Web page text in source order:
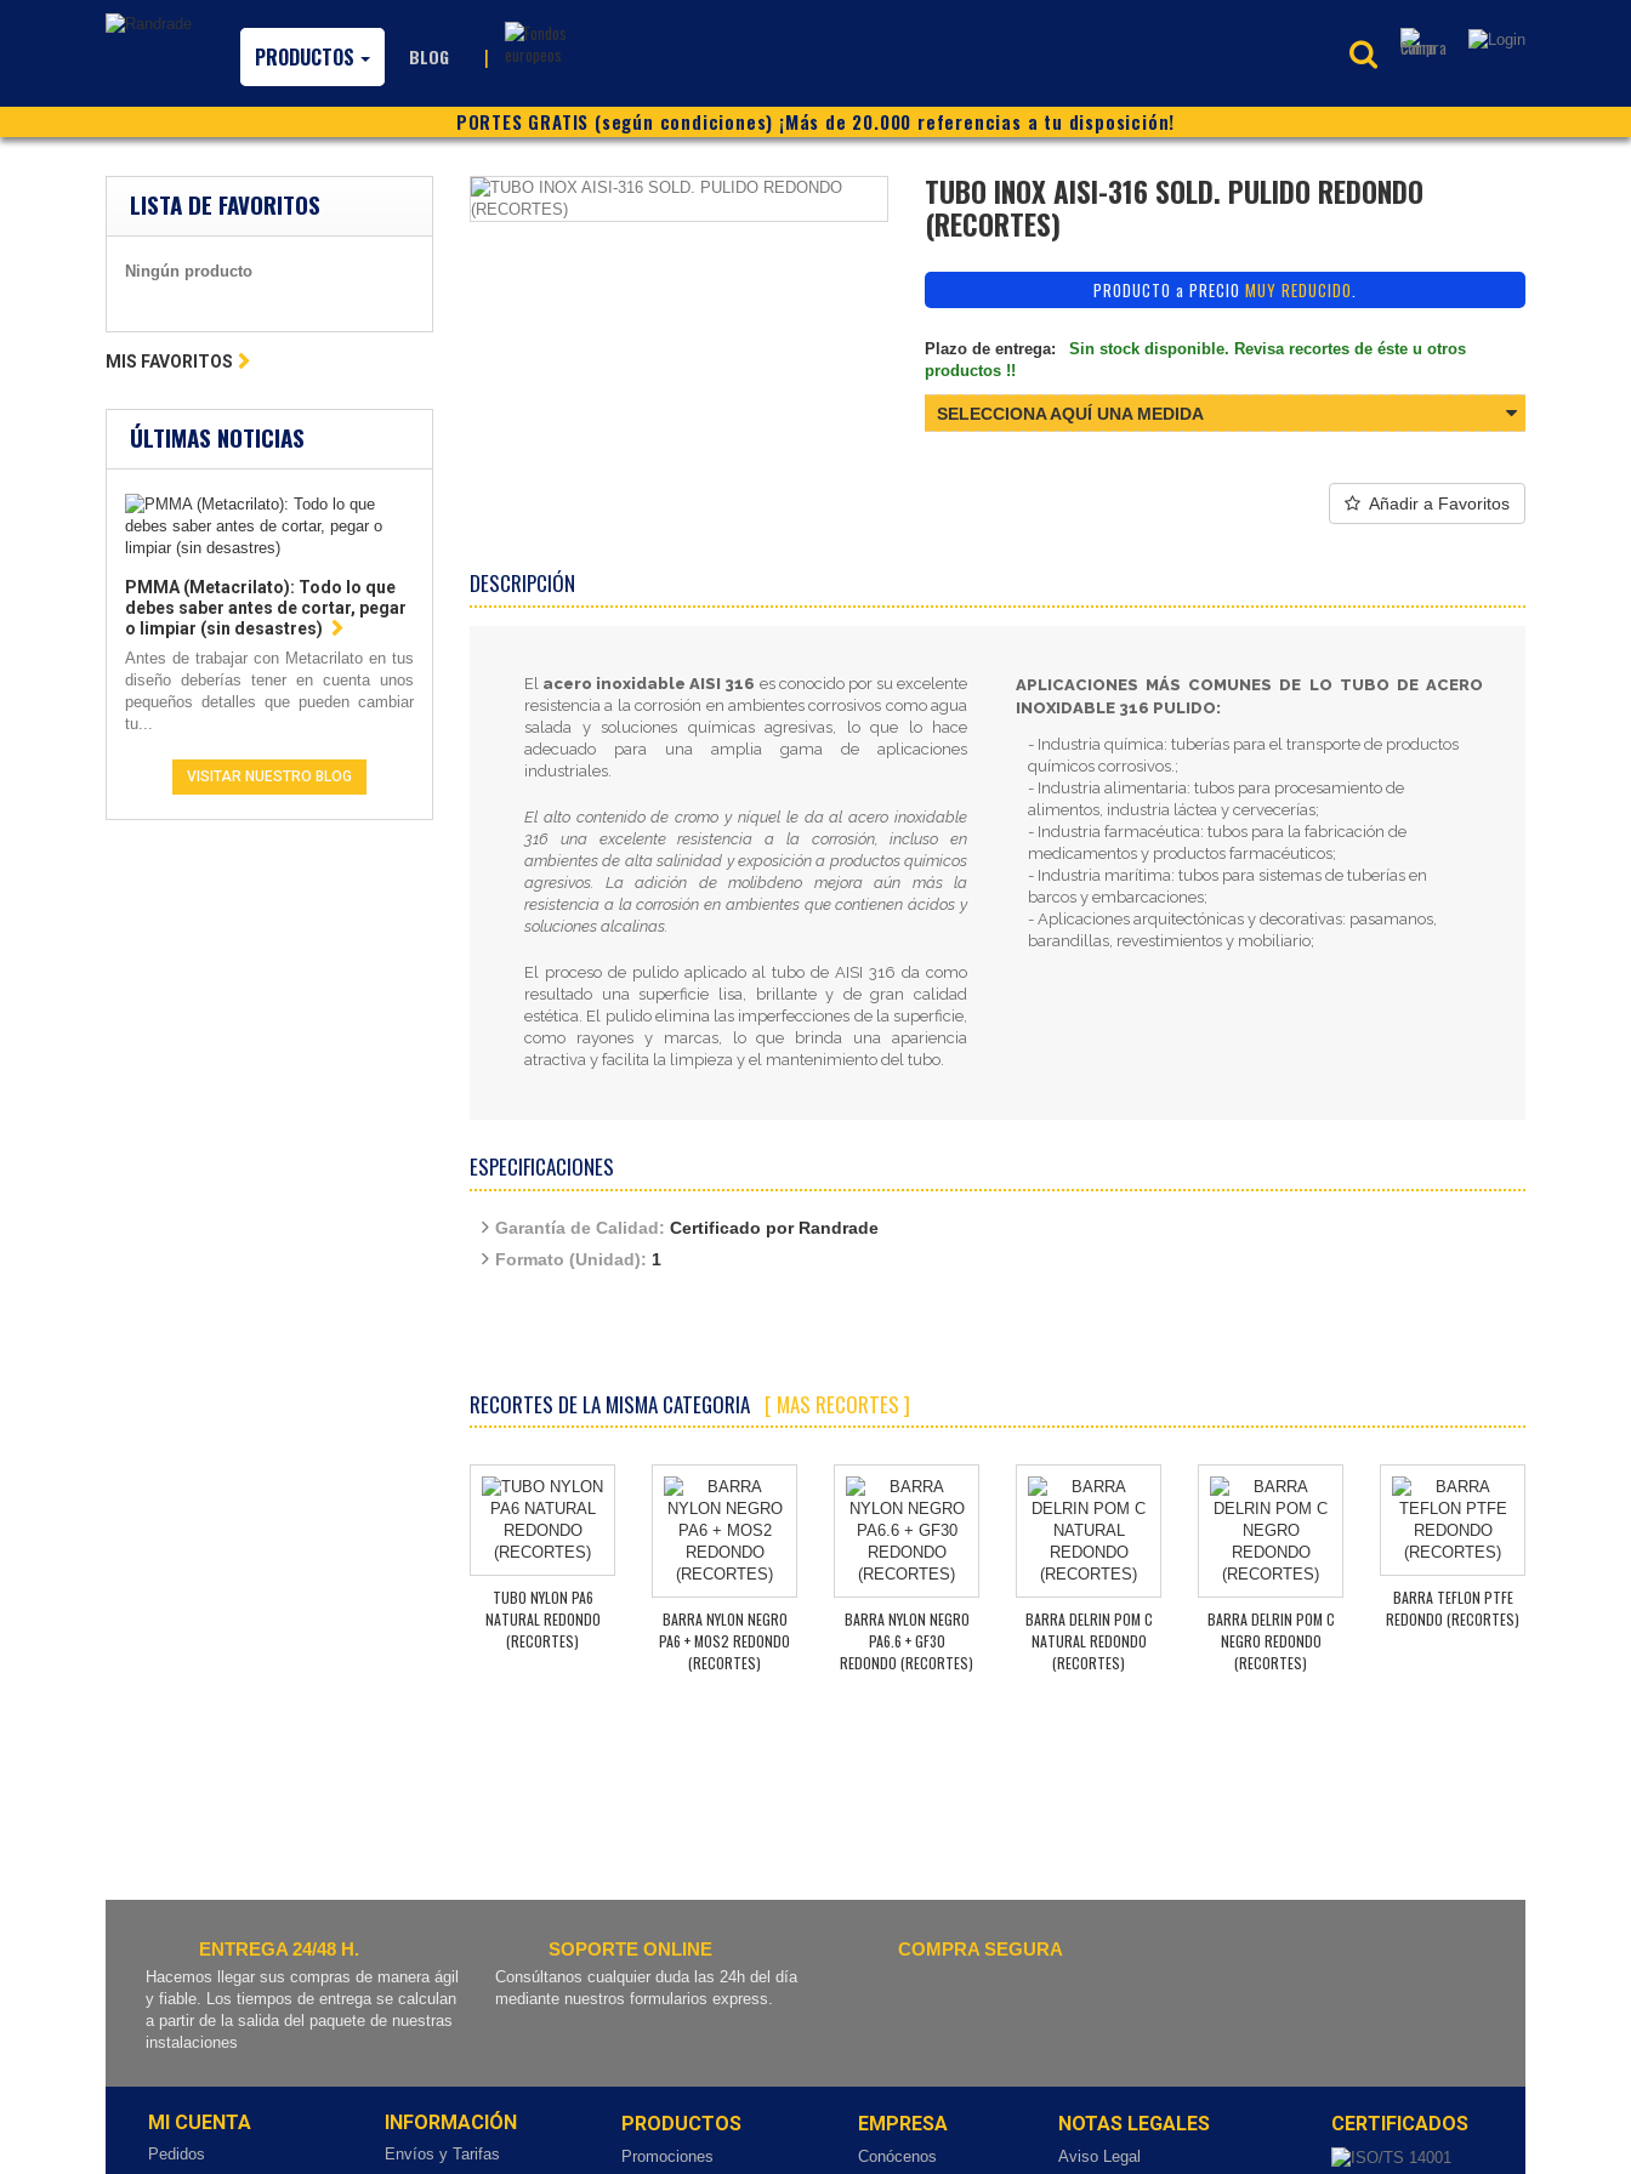
PRODUCTOS BLOG |
PORTES GRATIS (según condiciones) ¡Más de 20.000 referencias a tu disposición!
LISTA DE FAVORITOS
Ningún producto
MIS FAVORITOS
ÚLTIMAS NOTICIAS
PMMA (Metacrilato): Todo lo que
debes saber antes de cortar, pegar
o limpiar (sin desastres)
Antes de trabajar con Metacrilato en tus
diseño deberías tener en cuenta unos
pequeños detalles que pueden cambiar
tu...
VISITAR NUESTRO BLOG
TUBO INOX AISI-316 SOLD. PULIDO REDONDO
(RECORTES)
PRODUCTO a PRECIO MUY REDUCIDO.
Plazo de entrega:
Sin stock disponible. Revisa recortes de éste u otros
productos !!
SELECCIONA AQUÍ UNA MEDIDA
Añadir a Favoritos
DESCRIPCIÓN
El acero inoxidable AISI 316 es conocido por su excelente
resistencia a la corrosión en ambientes corrosivos como agua
salada y soluciones químicas agresivas, lo que lo hace
adecuado para una amplia gama de aplicaciones
industriales.
El alto contenido de cromo y níquel le da al acero inoxidable
316 una excelente resistencia a la corrosión, incluso en
ambientes de alta salinidad y exposición a productos químicos
agresivos. La adición de molibdeno mejora aún más la
resistencia a la corrosión en ambientes que contienen ácidos y
soluciones alcalinas.
El proceso de pulido aplicado al tubo de AISI 316 da como
resultado una superficie lisa, brillante y de gran calidad
estética. El pulido elimina las imperfecciones de la superficie,
como rayones y marcas, lo que brinda una apariencia
atractiva y facilita la limpieza y el mantenimiento del tubo.
APLICACIONES MÁS COMUNES DE LO TUBO DE ACERO
INOXIDABLE 316 PULIDO:
- Industria química: tuberías para el transporte de productos
químicos corrosivos.;
- Industria alimentaria: tubos para procesamiento de
alimentos, industria láctea y cervecerías;
- Industria farmacéutica: tubos para la fabricación de
medicamentos y productos farmacéuticos;
- Industria marítima: tubos para sistemas de tuberías en
barcos y embarcaciones;
- Aplicaciones arquitectónicas y decorativas: pasamanos,
barandillas, revestimientos y mobiliario;
ESPECIFICACIONES
Garantía de Calidad: Certificado por Randrade
Formato (Unidad): 1
RECORTES DE LA MISMA CATEGORIA [ MAS RECORTES ]
TUBO NYLON PA6
NATURAL REDONDO
(RECORTES)
BARRA NYLON NEGRO
PA6 + MOS2 REDONDO
(RECORTES)
BARRA NYLON NEGRO
PA6.6 + GF30
REDONDO (RECORTES)
BARRA DELRIN POM C
NATURAL REDONDO
(RECORTES)
BARRA DELRIN POM C
NEGRO REDONDO
(RECORTES)
BARRA TEFLON PTFE
REDONDO (RECORTES)
ENTREGA 24/48 H.
Hacemos llegar sus compras de manera ágil
y fiable. Los tiempos de entrega se calculan
a partir de la salida del paquete de nuestras
instalaciones
SOPORTE ONLINE
Consúltanos cualquier duda las 24h del día
mediante nuestros formularios express.
COMPRA SEGURA
MI CUENTA
Pedidos
INFORMACIÓN
Envíos y Tarifas
PRODUCTOS
Promociones
EMPRESA
Conócenos
NOTAS LEGALES
Aviso Legal
CERTIFICADOS